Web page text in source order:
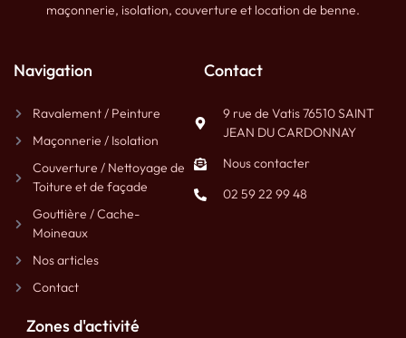
maçonnerie, isolation, couverture et location de benne.
Navigation
Ravalement / Peinture
Maçonnerie / Isolation
Couverture / Nettoyage de
Toiture et de façade
Gouttière / Cache-
Moineaux
Nos articles
Contact
Contact
9 rue de Vatis 76510 SAINT
JEAN DU CARDONNAY
Nous contacter
02 59 22 99 48
Zones d'activité